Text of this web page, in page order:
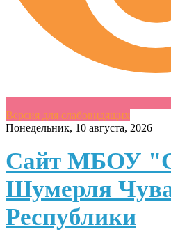
Версия для слабовидящих
Skip
content
Понедельник, 10 августа, 2026
Сайт МБОУ
Шумерля
Республики